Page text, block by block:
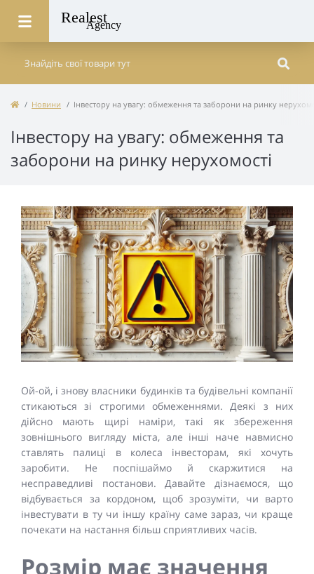
Новини Інвестору на увагу: обмеження та заборони на ринку
Інвестору на увагу: обмеження та
заборони на ринку нерухомості
Ой-ой, і знову власники будинків та будівельні компанії
стикаються зі строгими обмеженнями. Деякі з них
дійсно мають щирі наміри, такі як збереження
зовнішнього вигляду міста, але інші наче навмисно
ставлять палиці в колеса інвесторам, які хочуть
заробити. Не поспішаймо й скаржитися на
несправедливі постанови. Давайте дізнаємося, що
відбувається за кордоном, щоб зрозуміти, чи варто
інвестувати в ту чи іншу країну саме зараз, чи краще
почекати на настання більш сприятливих часів.
Розмір має значення